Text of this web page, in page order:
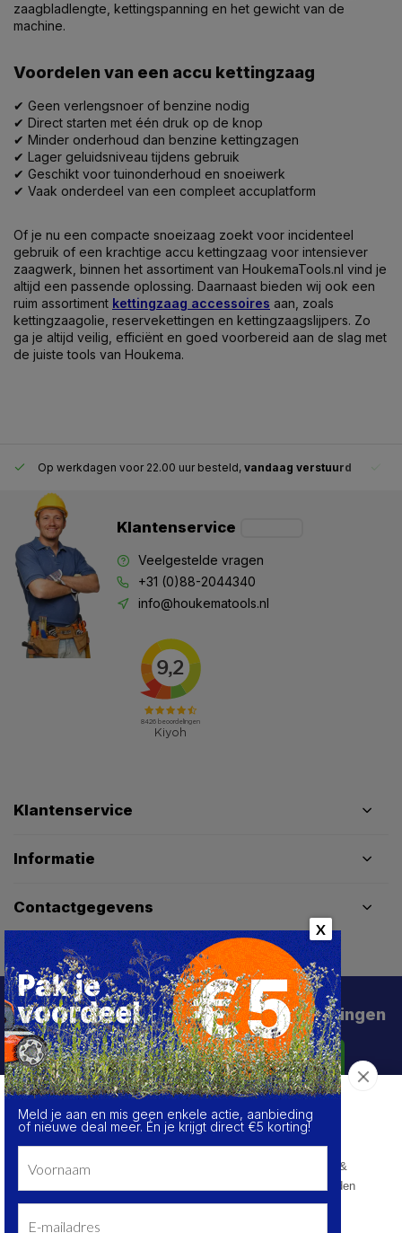
zaagbladlengte, kettingspanning en het gewicht van de
machine.
Voordelen van een accu kettingzaag
✔ Geen verlengsnoer of benzine nodig
✔ Direct starten met één druk op de knop
✔ Minder onderhoud dan benzine kettingzagen
✔ Lager geluidsniveau tijdens gebruik
✔ Geschikt voor tuinonderhoud en snoeiwerk
✔ Vaak onderdeel van een compleet accuplatform
Of je nu een compacte snoeizaag zoekt voor incidenteel
gebruik of een krachtige accu kettingzaag voor intensiever
zaagwerk, binnen het assortiment van HoukemaTools.nl vind je
altijd een passende oplossing. Daarnaast bieden wij ook een
ruim assortiment kettingzaag accessoires aan, zoals
kettingzaagolie, reservekettingen en kettingzaagslijpers. Zo
ga je altijd veilig, efficiënt en goed voorbereid aan de slag met
de juiste tools van Houkema.
Op werkdagen voor 22.00 uur besteld, vandaag verstuurd
Klantenservice
Veelgestelde vragen
+31 (0)88-2044340
info@houkematools.nl
Klantenservice
Informatie
Contactgegevens
Schrijf je in voor de beste deals en kortingen
Abonneer
X
Meld je aan en mis geen enkele actie, aanbieding
of nieuwe deal meer. Én je krijgt direct €5 korting!
Over de cookies op deze website
We maken gebruik van cookies om gegevens m.b.t. de
prestaties en het gebruik van deze website te verzamelen &
analyseren, om sociale netwerkfunctionaliteiten aan te bieden
en onze content & advertenties te verbeteren en
personaliseren.